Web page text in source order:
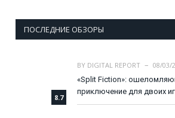
ПОСЛЕДНИЕ ОБЗОРЫ
8.7
BY DIGITAL REPORT
08/03/
«Split Fiction»:
приключение для двоих